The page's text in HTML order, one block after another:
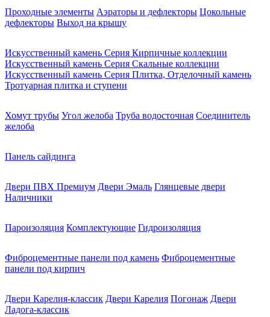
Проходные элементы Аэраторы и дефлекторы Цокольные
дефлекторы Выход на крышу
Искусственный камень Серия Кирпичные коллекции
Искусственный камень Серия Скальные коллекции
Искусственный камень Серия Плитка, Отделочный камень
Тротуарная плитка и ступени
Хомут трубы Угол желоба Труба водосточная Соединитель
желоба
Панель сайдинга
Двери ПВХ Премиум Двери Эмаль Глянцевые двери
Наличники
Пароизоляция Комплектующие Гидроизоляция
Фиброцементные панели под камень Фиброцементные
панели под кирпич
Двери Карелия-классик Двери Карелия Погонаж Двери
Ладога-классик